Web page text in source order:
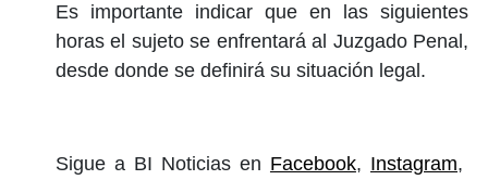
Es importante indicar que en las siguientes
horas el sujeto se enfrentará al Juzgado Penal,
desde donde se definirá su situación legal.
Sigue a BI Noticias en Facebook, Instagram,